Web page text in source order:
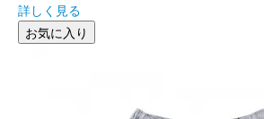
詳しく見る
お気に入り